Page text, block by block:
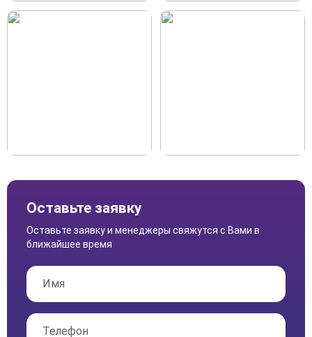
Оставьте заявку
Оставьте заявку и менеджеры свяжутся с Вами в
ближайшее время